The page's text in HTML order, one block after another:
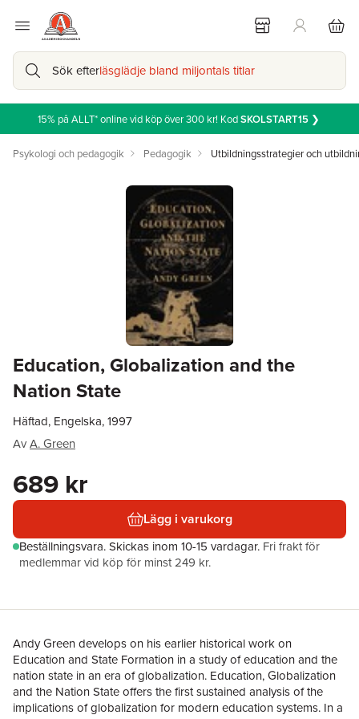
Sök efterläsglädje bland miljontals titlar
15% på ALLT* online vid köp över 300 kr! KodSKOLSTART15❯
Psykologi och pedagogik Pedagogik Utbildningsstrategier och
Education, Globalization and the
Nation State
Häftad, Engelska, 1997
AvA. Green
689 kr
Lägg i varukorg
Beställningsvara.Skickas inom 10-15 vardagar. Fri frakt för
medlemmar vid köp för minst 249 kr.
Andy Green develops on his earlier historical work on
Education and State Formation in a study of education and the
nation state in an era of globalization. Education, Globalization
and the Nation State offers the first sustained analysis of the
implications of globalization for modern education systems. In a